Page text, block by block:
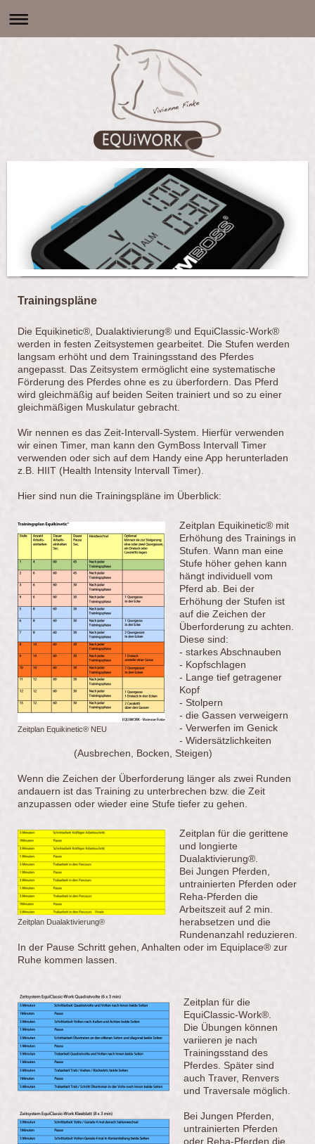
Trainingspläne
Die Equikinetic®, Dualaktivierung® und EquiClassic-Work®
werden in festen Zeitsystemen gearbeitet. Die Stufen werden
langsam erhöht und dem Trainingsstand des Pferdes
angepasst. Das Zeitsystem ermöglicht eine systematische
Förderung des Pferdes ohne es zu überfordern. Das Pferd
wird gleichmäßig auf beiden Seiten trainiert und so zu einer
gleichmäßigen Muskulatur gebracht.
Wir nennen es das Zeit-Intervall-System. Hierfür verwenden
wir einen Timer, man kann den GymBoss Intervall Timer
verwenden oder sich auf dem Handy eine App herunterladen
z.B. HIIT (Health Intensity Intervall Timer).
Hier sind nun die Trainingspläne im Überblick:
Zeitplan Equikinetic® NEU
Zeitplan Equikinetic® mit
Erhöhung des Trainings in
Stufen. Wann man eine
Stufe höher gehen kann
hängt individuell vom
Pferd ab. Bei der
Erhöhung der Stufen ist
auf die Zeichen der
Überforderung zu achten.
Diese sind:
- starkes Abschnauben
- Kopfschlagen
- Lange tief getragener
Kopf
- Stolpern
- die Gassen verweigern
- Verwerfen im Genick
- Widersätzlichkeiten
(Ausbrechen, Bocken, Steigen)
Wenn die Zeichen der Überforderung länger als zwei Runden
andauern ist das Training zu unterbrechen bzw. die Zeit
anzupassen oder wieder eine Stufe tiefer zu gehen.
Zeitplan Dualaktivierung®
Zeitplan für die gerittene
und longierte
Dualaktivierung®.
Bei Jungen Pferden,
untrainierten Pferden oder
Reha-Pferden die
Arbeitszeit auf 2 min.
herabsetzen und die
Rundenanzahl reduzieren.
In der Pause Schritt gehen, Anhalten oder im Equiplace® zur
Ruhe kommen lassen.
Zeitplan für die
EquiClassic-Work®.
Die Übungen können
variieren je nach
Trainingsstand des
Pferdes. Später sind
auch Traver, Renvers
und Traversale möglich.
Bei Jungen Pferden,
untrainierten Pferden
oder Reha-Pferden die